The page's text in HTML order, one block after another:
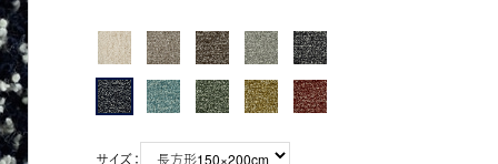
サイズ：